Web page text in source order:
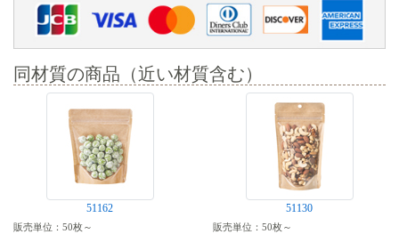
同材質の商品（近い材質含む）
51162
販売単位：50枚～
51130
販売単位：50枚～